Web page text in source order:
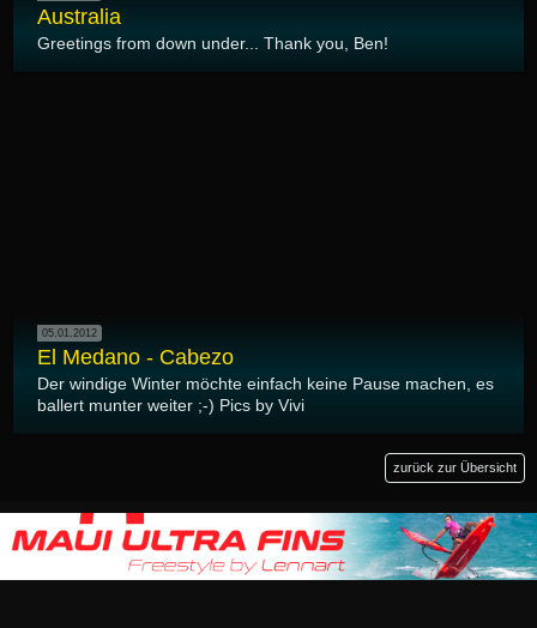
Australia
Greetings from down under... Thank you, Ben!
05.01.2012
El Medano - Cabezo
Der windige Winter möchte einfach keine Pause machen, es
ballert munter weiter ;-) Pics by Vivi
zurück zur Übersicht